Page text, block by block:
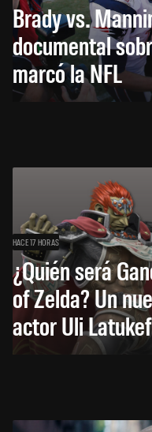
Brady vs.
documental
marcó la NFL
HACE 17 HORAS
¿Quién será
of Zelda? Un
actor Uli